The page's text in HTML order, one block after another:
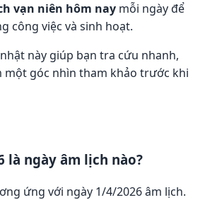
vạn niên hôm naymỗi ngày để
công việc và sinh hoạt.
này giúp bạn tra cứu nhanh,
một góc nhìn tham khảo trước khi
là ngày âm lịch nào?
ứng với ngày 1/4/2026 âm lịch.